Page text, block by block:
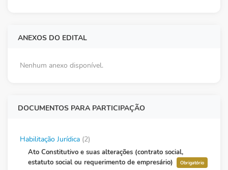
ANEXOS DO EDITAL
Nenhum anexo disponível.
DOCUMENTOS PARA PARTICIPAÇÃO
Habilitação Jurídica (2)
Ato Constitutivo e suas alterações (contrato social,
estatuto social ou requerimento de empresário)
Obrigatório